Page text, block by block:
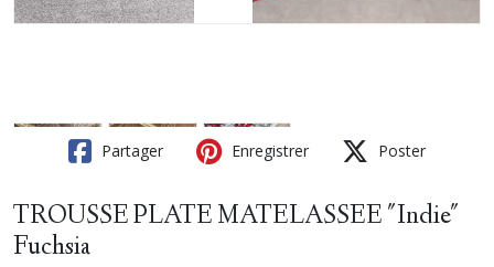
Partager Enregistrer Poster
TROUSSE PLATE MATELASSEE "Indie"
Fuchsia